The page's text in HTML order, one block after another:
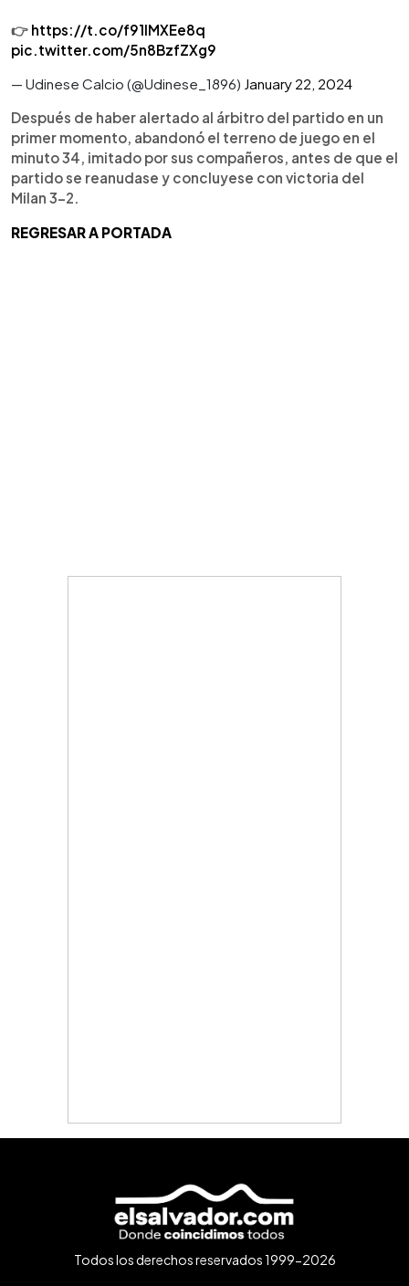
👉 https://t.co/f91lMXEe8q
pic.twitter.com/5n8BzfZXg9
— Udinese Calcio (@Udinese_1896) January 22, 2024
Después de haber alertado al árbitro del partido en un
primer momento, abandonó el terreno de juego en el
minuto 34, imitado por sus compañeros, antes de que el
partido se reanudase y concluyese con victoria del
Milan 3-2.
REGRESAR A PORTADA
Todos los derechos reservados 1999-2026